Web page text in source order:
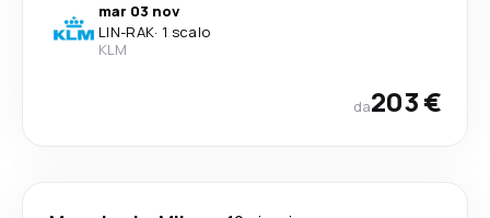
mar 03 nov
LIN-RAK· 1 scalo
KLM
da203 €